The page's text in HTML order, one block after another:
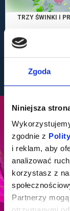
Zgoda
Niniejsza
zgodnie z
i reklam, aby
analizować
korzystasz z
Partnerzy
TRZY ŚWINKI I